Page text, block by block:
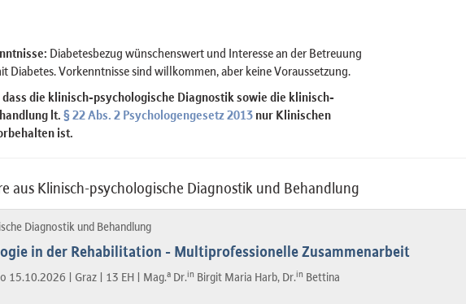
Diabetesbezug wünschenswert und Interesse an der Betreuung
Diabetes. Vorkenntnisse sind willkommen, aber keine Voraussetzung.
dass die klinisch-psychologische Diagnostik sowie die klinisch-
lt. § 22 Abs. 2 Psychologengesetz 2013 nur Klinischen
ist.
aus Klinisch-psychologische Diagnostik und Behandlung
Diagnostik und Behandlung
in der Rehabilitation - Multiprofessionelle Zusammenarbeit
15.10.2026 | Graz | 13 EH | Mag.a Dr.in Birgit Maria Harb, Dr.in Bettina